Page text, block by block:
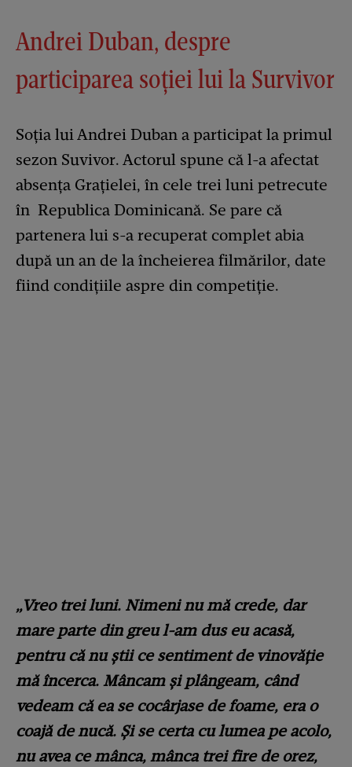
Andrei Duban, despre
participarea soției lui la Survivor
Soția lui Andrei Duban a participat la primul
sezon Suvivor. Actorul spune că l-a afectat
absența Grațielei, în cele trei luni petrecute
în Republica Dominicană. Se pare că
partenera lui s-a recuperat complet abia
după un an de la încheierea filmărilor, date
fiind condițiile aspre din competiție.
„Vreo trei luni. Nimeni nu mă crede, dar
mare parte din greu l-am dus eu acasă,
pentru că nu știi ce sentiment de vinovăție
mă încerca. Mâncam și plângeam, când
vedeam că ea se cocârjase de foame, era o
coajă de nucă. Și se certa cu lumea pe acolo,
nu avea ce mânca, mânca trei fire de orez,